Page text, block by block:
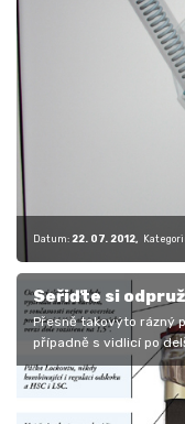
Datum: 22. 07. 2012
Seřiďte si
Přesně takovýto rázný
případně s vidlicí po